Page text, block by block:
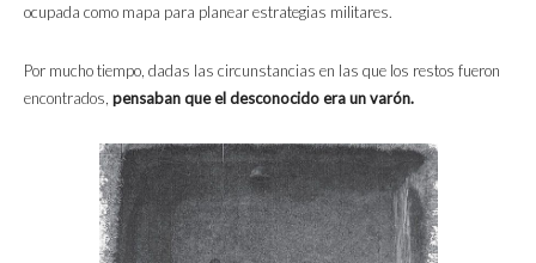
ocupada como mapa para planear estrategias militares.
Por mucho tiempo, dadas las circunstancias en las que los restos fueron
encontrados, pensaban que el desconocido era un varón.